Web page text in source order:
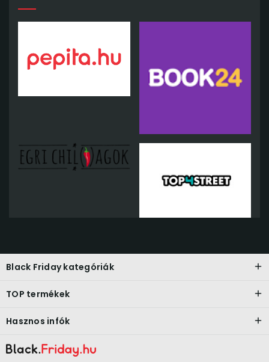
Black Friday kategóriák
TOP termékek
Hasznos infók